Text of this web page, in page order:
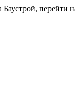
перейти